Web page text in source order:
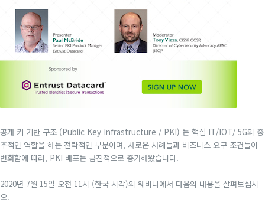
공개 키 기반 구조 (Public Key Infrastructure / PKI) 는 핵심 IT/IOT/ 5G의 중
추적인 역할을 하는 전략적인 부분이며, 새로운 사례들과 비즈니스 요구 조건들이
변화함에 따라, PKI 배포는 급진적으로 증가해왔습니다.
2020년 7월 15일 오전 11시 (한국 시각)의 웨비나에서 다음의 내용을 살펴보십시
오.